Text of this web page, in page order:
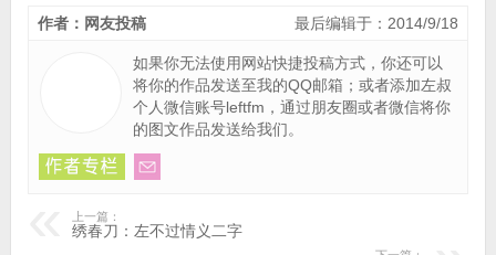
最后编辑于：2014/9/18
作者：网友投稿
如果你无法使用网站快捷投稿方式，你还可以
将你的作品发送至我的QQ邮箱 ；或者添加左叔
个人微信账号leftfm，通过朋友圈或者微信将你
的图文作品发送给我们。
上一篇：
绣春刀：左不过情义二字